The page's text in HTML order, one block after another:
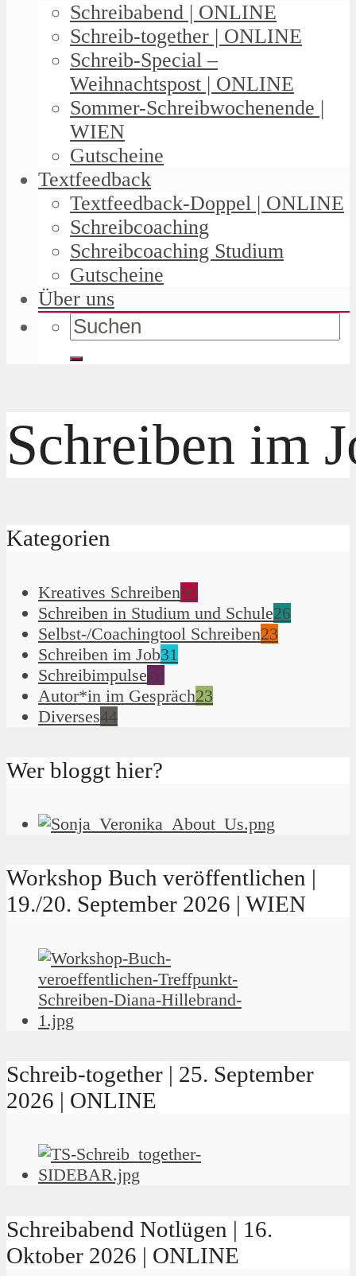
Schreibabend | ONLINE
Schreib-together | ONLINE
Schreib-Special –
Weihnachtspost | ONLINE
Sommer-Schreibwochenende |
WIEN
Gutscheine
Textfeedback
Textfeedback-Doppel | ONLINE
Schreibcoaching
Schreibcoaching Studium
Gutscheine
Über uns
Schreiben im
Kategorien
Kreatives Schreiben90
Schreiben in Studium und Schule26
Selbst-/Coachingtool Schreiben23
Schreiben im Job31
Schreibimpulse51
Autor*in im Gespräch23
Diverses44
Wer bloggt hier?
Workshop Buch veröffentlichen |
19./20. September 2026 | WIEN
Schreib-together | 25. September
2026 | ONLINE
Schreibabend Notlügen | 16.
Oktober 2026 | ONLINE